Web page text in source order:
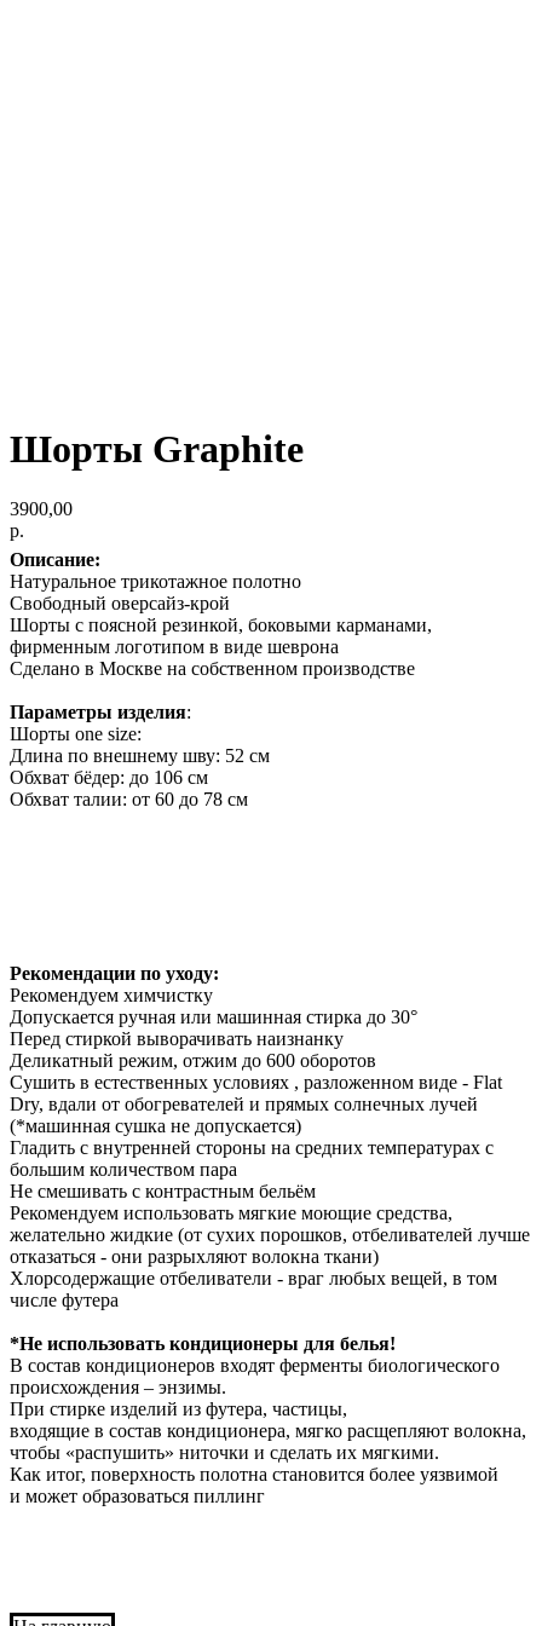
Шорты Graphite
3900,00
р.
Описание:
Натуральное трикотажное полотно
Свободный оверсайз-крой
Шорты с поясной резинкой, боковыми карманами,
фирменным логотипом в виде шеврона
Сделано в Москве на собственном производстве
Параметры изделия:
Шорты one size:
Длина по внешнему шву: 52 см
Обхват бёдер: до 106 см
Обхват талии: от 60 до 78 см
Рекомендации по уходу:
Рекомендуем химчистку
Допускается ручная или машинная стирка до 30°
Перед стиркой выворачивать наизнанку
Деликатный режим, отжим до 600 оборотов
Сушить в естественных условиях , разложенном виде - Flat
Dry, вдали от обогревателей и прямых солнечных лучей
(*машинная сушка не допускается)
Гладить с внутренней стороны на средних температурах с
большим количеством пара
Не смешивать с контрастным бельём
Рекомендуем использовать мягкие моющие средства,
желательно жидкие (от сухих порошков, отбеливателей лучше
отказаться - они разрыхляют волокна ткани)
Хлорсодержащие отбеливатели - враг любых вещей, в том
числе футера
*Не использовать кондиционеры для белья!
В состав кондиционеров входят ферменты биологического
происхождения – энзимы.
При стирке изделий из футера, частицы,
входящие в состав кондиционера, мягко расщепляют волокна,
чтобы «распушить» ниточки и сделать их мягкими.
Как итог, поверхность полотна становится более уязвимой
и может образоваться пиллинг